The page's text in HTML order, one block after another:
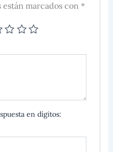
están marcados con *
en dígitos: